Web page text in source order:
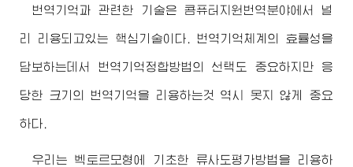
번역기억과 관련한 기술은 콤퓨터지원번역분야에서 널
리 리용되고있는 핵심기술이다. 번역기억체계의 효률성을
담보하는데서 번역기억정합방법의 선택도 중요하지만 응
당한 크기의 번역기억을 리용하는것 역시 못지 않게 중요
하다.
우리는 벡토르모형에 기초한 류사도평가방법을 리용하